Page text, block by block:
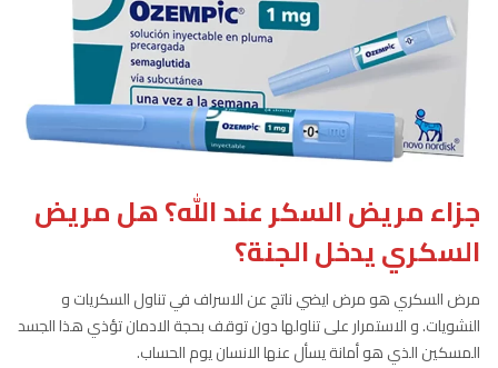
جزاء مريض السكر عند الله؟ هل مريض
السكري يدخل الجنة؟
مرض السكري هو مرض ايضي ناتج عن الاسراف في تناول السكريات و
النشويات. و الاستمرار على تناولها دون توقف بحجة الادمان تؤذي هذا الجسد
المسكين الذي هو أمانة يسأل عنها الانسان يوم الحساب.